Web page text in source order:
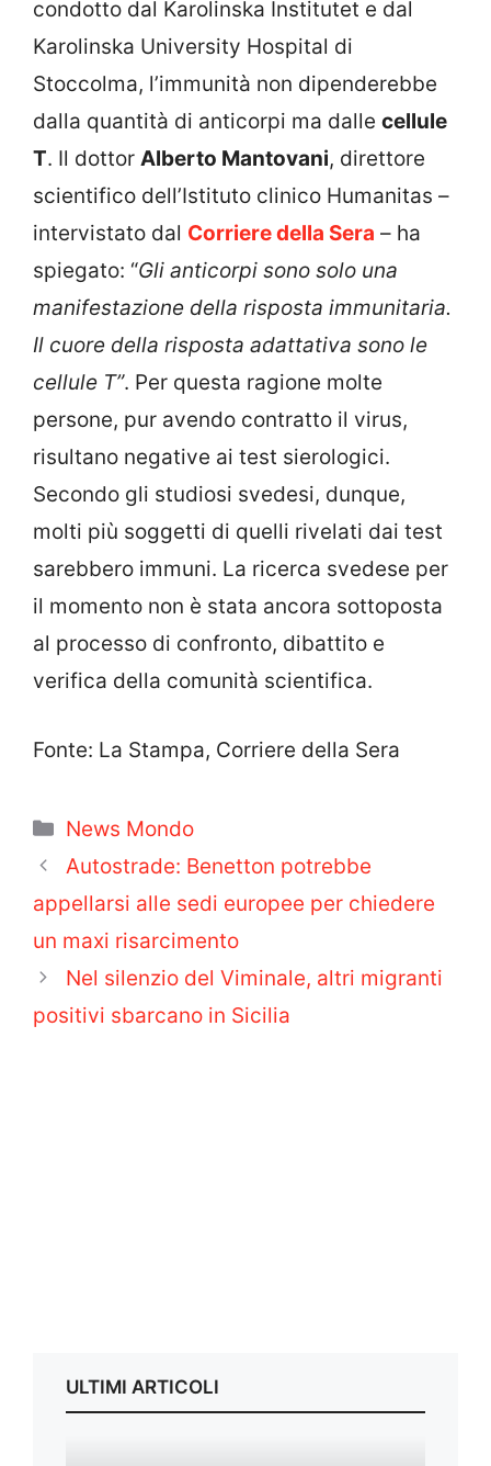
condotto dal Karolinska Institutet e dal
Karolinska University Hospital di
Stoccolma, l’immunità non dipenderebbe
dalla quantità di anticorpi ma dalle cellule
T. Il dottor Alberto Mantovani, direttore
scientifico dell’Istituto clinico Humanitas –
intervistato dal Corriere della Sera – ha
spiegato: “Gli anticorpi sono solo una
manifestazione della risposta immunitaria.
Il cuore della risposta adattativa sono le
cellule T”. Per questa ragione molte
persone, pur avendo contratto il virus,
risultano negative ai test sierologici.
Secondo gli studiosi svedesi, dunque,
molti più soggetti di quelli rivelati dai test
sarebbero immuni. La ricerca svedese per
il momento non è stata ancora sottoposta
al processo di confronto, dibattito e
verifica della comunità scientifica.
Fonte: La Stampa, Corriere della Sera
Categorie
News Mondo
Autostrade: Benetton potrebbe
appellarsi alle sedi europee per chiedere
un maxi risarcimento
Nel silenzio del Viminale, altri migranti
positivi sbarcano in Sicilia
ULTIMI ARTICOLI